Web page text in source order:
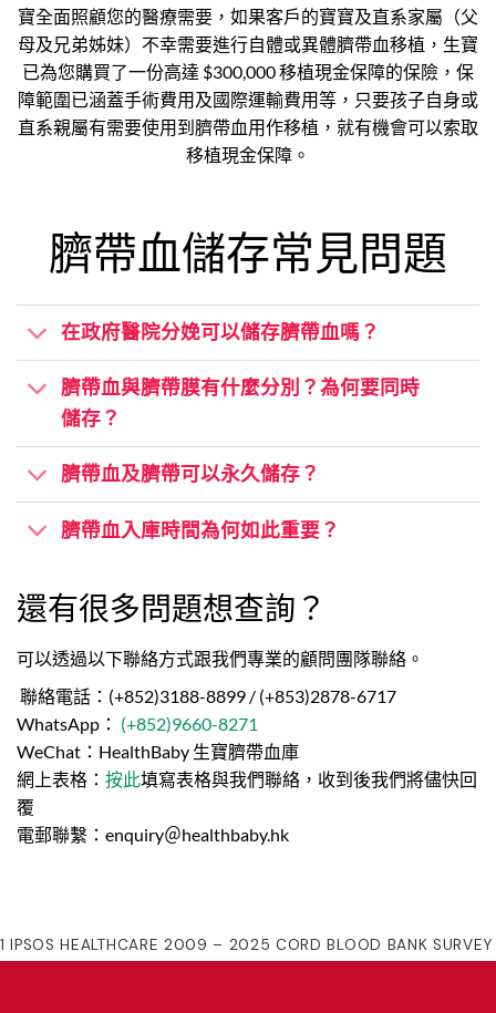
寶全面照顧您的醫療需要，如果客戶的寶寶及直系家屬（父
母及兄弟姊妹）不幸需要進行自體或異體臍帶血移植，生寶
已為您購買了一份高達 $300,000 移植現金保障的保險，保
障範圍已涵蓋手術費用及國際運輸費用等，只要孩子自身或
直系親屬有需要使用到臍帶血用作移植，就有機會可以索取
移植現金保障。
臍帶血儲存常見問題
在政府醫院分娩可以儲存臍帶血嗎？
臍帶血與臍帶膜有什麼分別？為何要同時
儲存？
臍帶血及臍帶可以永久儲存？
臍帶血入庫時間為何如此重要？
還有很多問題想查詢？
可以透過以下聯絡方式跟我們專業的顧問團隊聯絡。
聯絡電話：(+852)3188-8899 / (+853)2878-6717
WhatsApp： (+852)9660-8271
WeChat：HealthBaby 生寶臍帶血庫
網上表格： 按此填寫表格與我們聯絡，收到後我們將儘快回
覆
電郵聯繫：enquiry＠healthbaby.hk
1 IPSOS HEALTHCARE 2009 – 2025 CORD BLOOD BANK SURVEY